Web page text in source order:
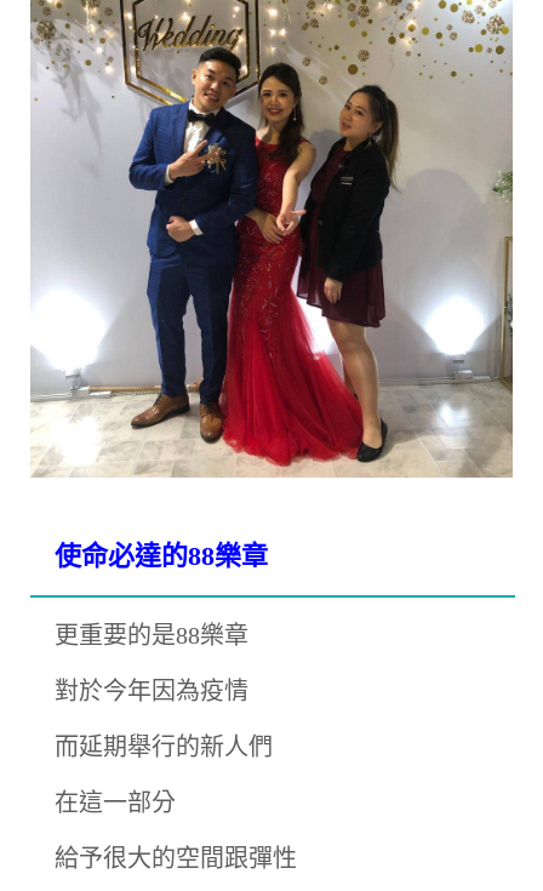
使命必達的88樂章
更重要的是88樂章
對於今年因為疫情
而延期舉行的新人們
在這一部分
給予很大的空間跟彈性